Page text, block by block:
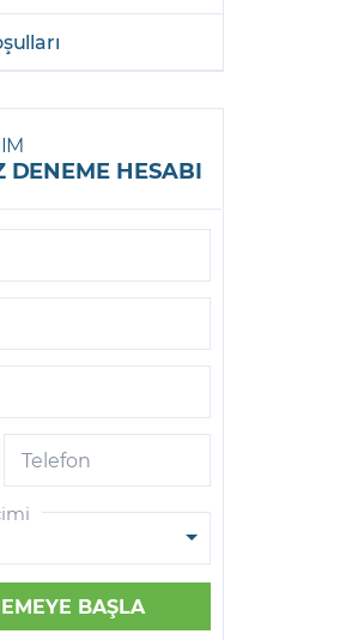
Airlines Group
DENEME HESABI
Telefon